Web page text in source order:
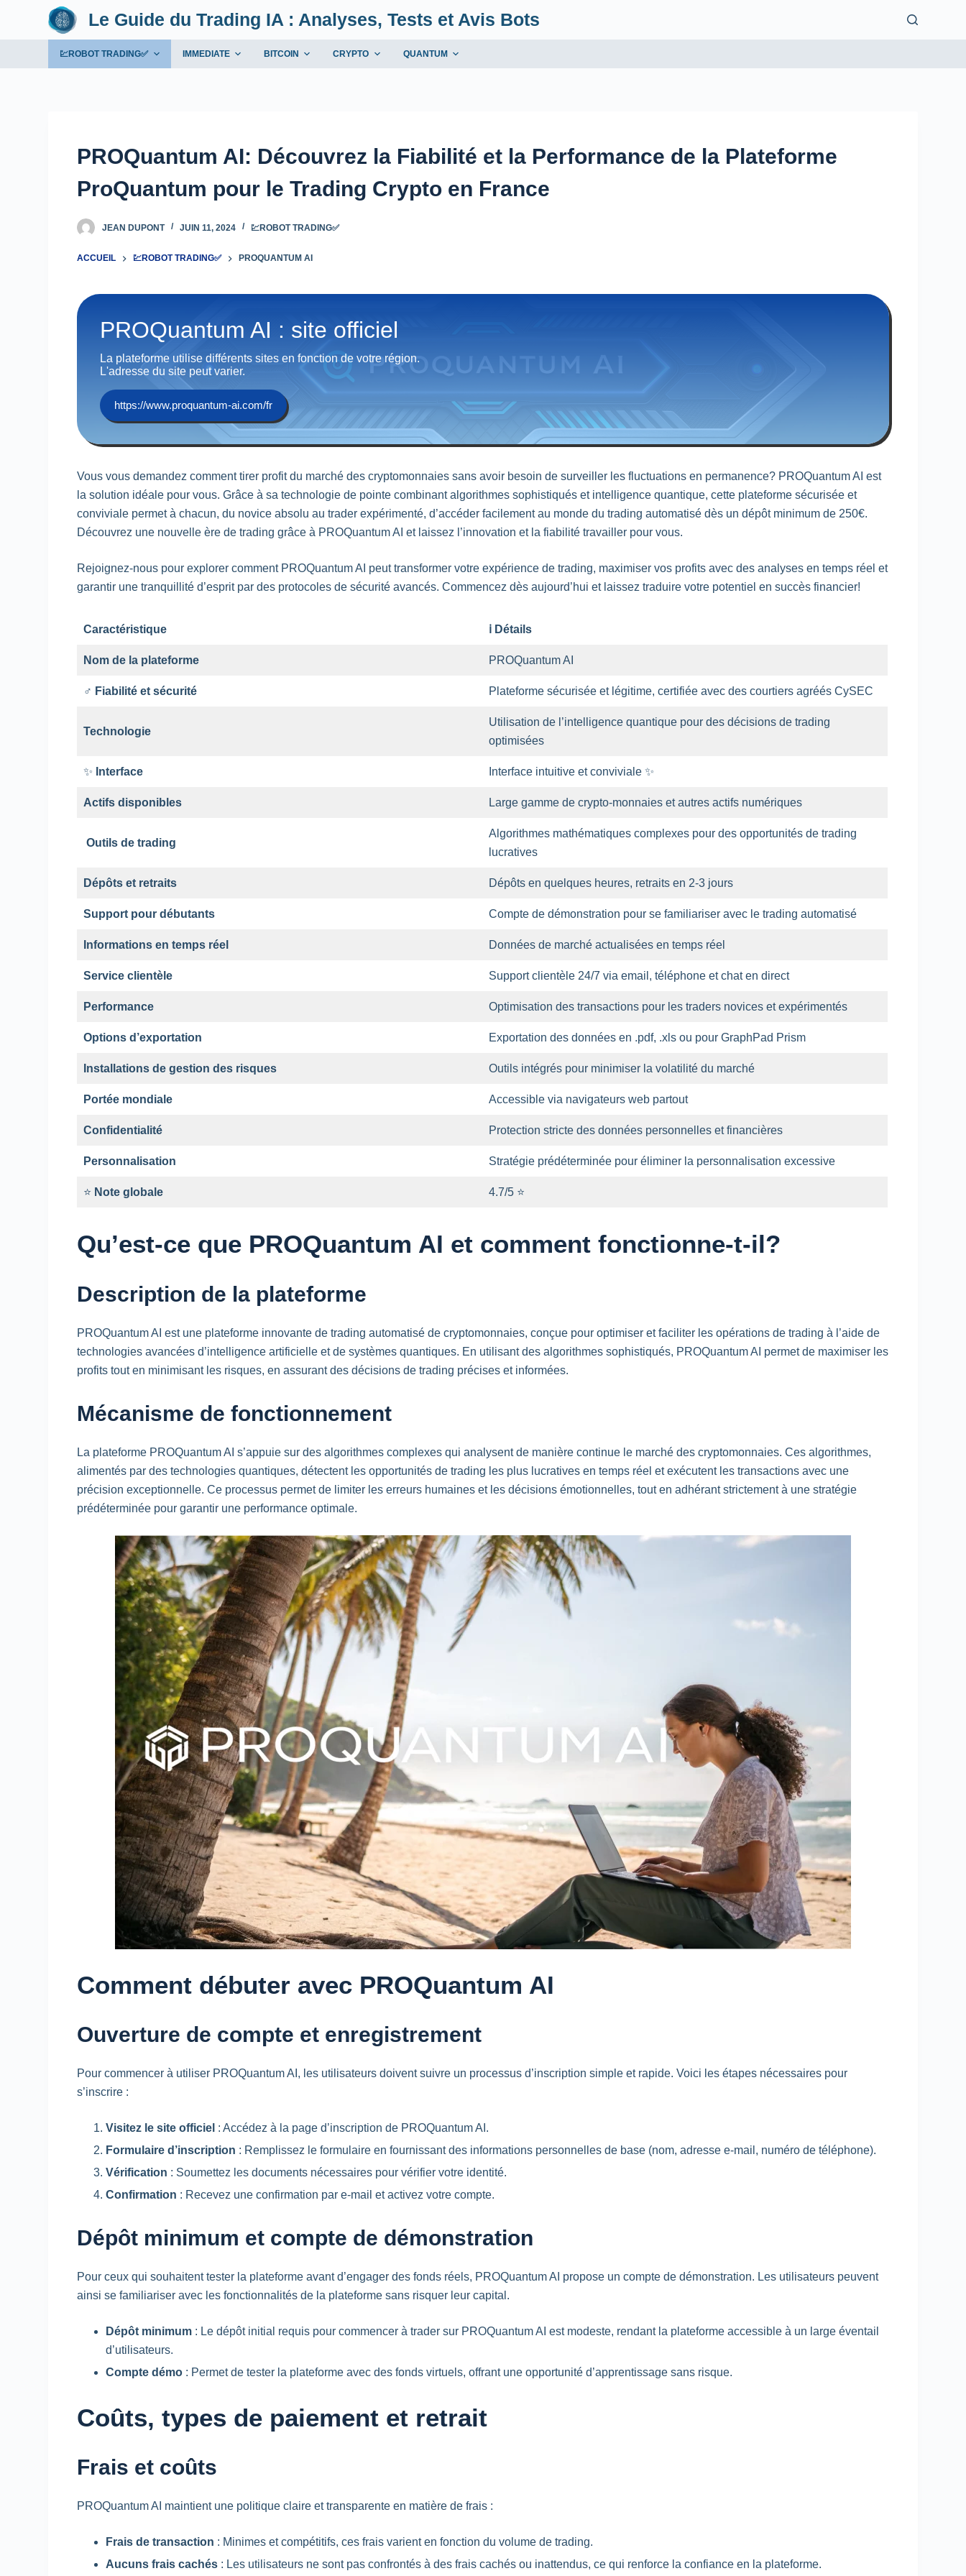
Le Guide du Trading IA : Analyses, Tests et Avis Bots
💹ROBOT TRADING✅ IMMEDIATE BITCOIN CRYPTO QUANTUM
PROQuantum AI: Découvrez la Fiabilité et la Performance de la Plateforme
ProQuantum pour le Trading Crypto en France
JEAN DUPONT JUIN 11, 2024 💹ROBOT TRADING✅
ACCUEIL 💹ROBOT TRADING✅ PROQUANTUM AI
PROQuantum AI : site officiel
La plateforme utilise différents sites en fonction de votre région.
L'adresse du site peut varier.
https://www.proquantum-ai.com/fr
Vous vous demandez comment tirer profit du marché des cryptomonnaies sans avoir besoin de surveiller les fluctuations en permanence? PROQuantum AI est
la solution idéale pour vous. Grâce à sa technologie de pointe combinant algorithmes sophistiqués et intelligence quantique, cette plateforme sécurisée et
conviviale permet à chacun, du novice absolu au trader expérimenté, d’accéder facilement au monde du trading automatisé dès un dépôt minimum de 250€.
Découvrez une nouvelle ère de trading grâce à PROQuantum AI et laissez l’innovation et la fiabilité travailler pour vous.
Rejoignez-nous pour explorer comment PROQuantum AI peut transformer votre expérience de trading, maximiser vos profits avec des analyses en temps réel et
garantir une tranquillité d’esprit par des protocoles de sécurité avancés. Commencez dès aujourd’hui et laissez traduire votre potentiel en succès financier!
Caractéristique ℹ️ Détails
Nom de la plateforme PROQuantum AI
️‍♂️ Fiabilité et sécurité Plateforme sécurisée et légitime, certifiée avec des courtiers agréés CySEC
Technologie
Utilisation de l’intelligence quantique pour des décisions de trading
optimisées
✨ Interface Interface intuitive et conviviale ✨
Actifs disponibles Large gamme de crypto-monnaies et autres actifs numériques
️Outils de trading
Algorithmes mathématiques complexes pour des opportunités de trading
lucratives
Dépôts et retraits Dépôts en quelques heures, retraits en 2-3 jours
Support pour débutants Compte de démonstration pour se familiariser avec le trading automatisé
Informations en temps réel Données de marché actualisées en temps réel
Service clientèle Support clientèle 24/7 via email, téléphone et chat en direct
Performance Optimisation des transactions pour les traders novices et expérimentés
Options d’exportation Exportation des données en .pdf, .xls ou pour GraphPad Prism
Installations de gestion des risques Outils intégrés pour minimiser la volatilité du marché
Portée mondiale Accessible via navigateurs web partout
Confidentialité Protection stricte des données personnelles et financières ️
Personnalisation Stratégie prédéterminée pour éliminer la personnalisation excessive
⭐ Note globale 4.7/5 ⭐
Qu’est-ce que PROQuantum AI et comment fonctionne-t-il?
Description de la plateforme
PROQuantum AI est une plateforme innovante de trading automatisé de cryptomonnaies, conçue pour optimiser et faciliter les opérations de trading à l’aide de
technologies avancées d’intelligence artificielle et de systèmes quantiques. En utilisant des algorithmes sophistiqués, PROQuantum AI permet de maximiser les
profits tout en minimisant les risques, en assurant des décisions de trading précises et informées.
Mécanisme de fonctionnement
La plateforme PROQuantum AI s’appuie sur des algorithmes complexes qui analysent de manière continue le marché des cryptomonnaies. Ces algorithmes,
alimentés par des technologies quantiques, détectent les opportunités de trading les plus lucratives en temps réel et exécutent les transactions avec une
précision exceptionnelle. Ce processus permet de limiter les erreurs humaines et les décisions émotionnelles, tout en adhérant strictement à une stratégie
prédéterminée pour garantir une performance optimale.
Comment débuter avec PROQuantum AI
Ouverture de compte et enregistrement
Pour commencer à utiliser PROQuantum AI, les utilisateurs doivent suivre un processus d’inscription simple et rapide. Voici les étapes nécessaires pour
s’inscrire :
Visitez le site officiel : Accédez à la page d’inscription de PROQuantum AI.
Formulaire d’inscription : Remplissez le formulaire en fournissant des informations personnelles de base (nom, adresse e-mail, numéro de téléphone).
Vérification : Soumettez les documents nécessaires pour vérifier votre identité.
Confirmation : Recevez une confirmation par e-mail et activez votre compte.
Dépôt minimum et compte de démonstration
Pour ceux qui souhaitent tester la plateforme avant d’engager des fonds réels, PROQuantum AI propose un compte de démonstration. Les utilisateurs peuvent
ainsi se familiariser avec les fonctionnalités de la plateforme sans risquer leur capital.
Dépôt minimum : Le dépôt initial requis pour commencer à trader sur PROQuantum AI est modeste, rendant la plateforme accessible à un large éventail
d’utilisateurs.
Compte démo : Permet de tester la plateforme avec des fonds virtuels, offrant une opportunité d’apprentissage sans risque.
Coûts, types de paiement et retrait
Frais et coûts
PROQuantum AI maintient une politique claire et transparente en matière de frais :
Frais de transaction : Minimes et compétitifs, ces frais varient en fonction du volume de trading.
Aucuns frais cachés : Les utilisateurs ne sont pas confrontés à des frais cachés ou inattendus, ce qui renforce la confiance en la plateforme.